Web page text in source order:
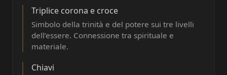
Triplice corona e croce
Simbolo della trinità e del potere sui tre livelli
dell’essere. Connessione tra spirituale e
materiale.
Chiavi